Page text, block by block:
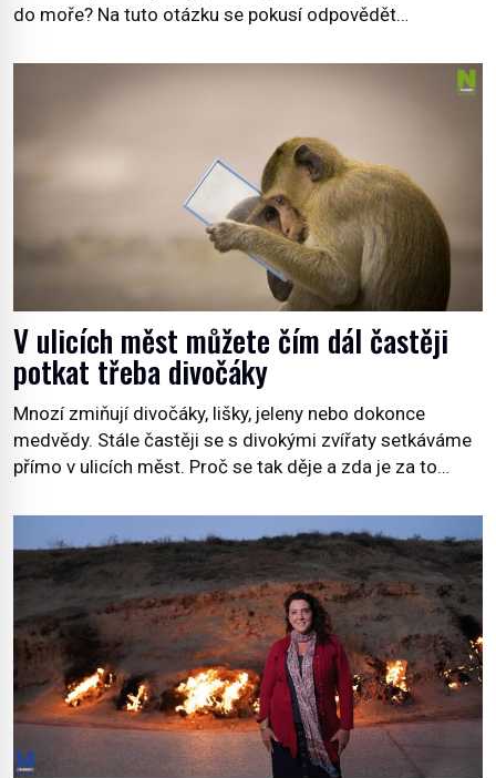
do moře? Na tuto otázku se pokusí odpovědět
premiéru ve čtvrtek 29. února ve 20:00 na televizní
V ulicích měst můžete čím dál častěji
potkat třeba divočáky
Mnozí zmiňují divočáky, lišky, jeleny nebo dokonce
medvědy. Stále častěji se s divokými zvířaty setkáváme
přímo v ulicích měst. Proč se tak děje a zda je za to
jiných. My se raději podíváme do jiných zemí a
prozkoumáme, jaká další zvířata po celém světě se
přizpůsobila životu […]